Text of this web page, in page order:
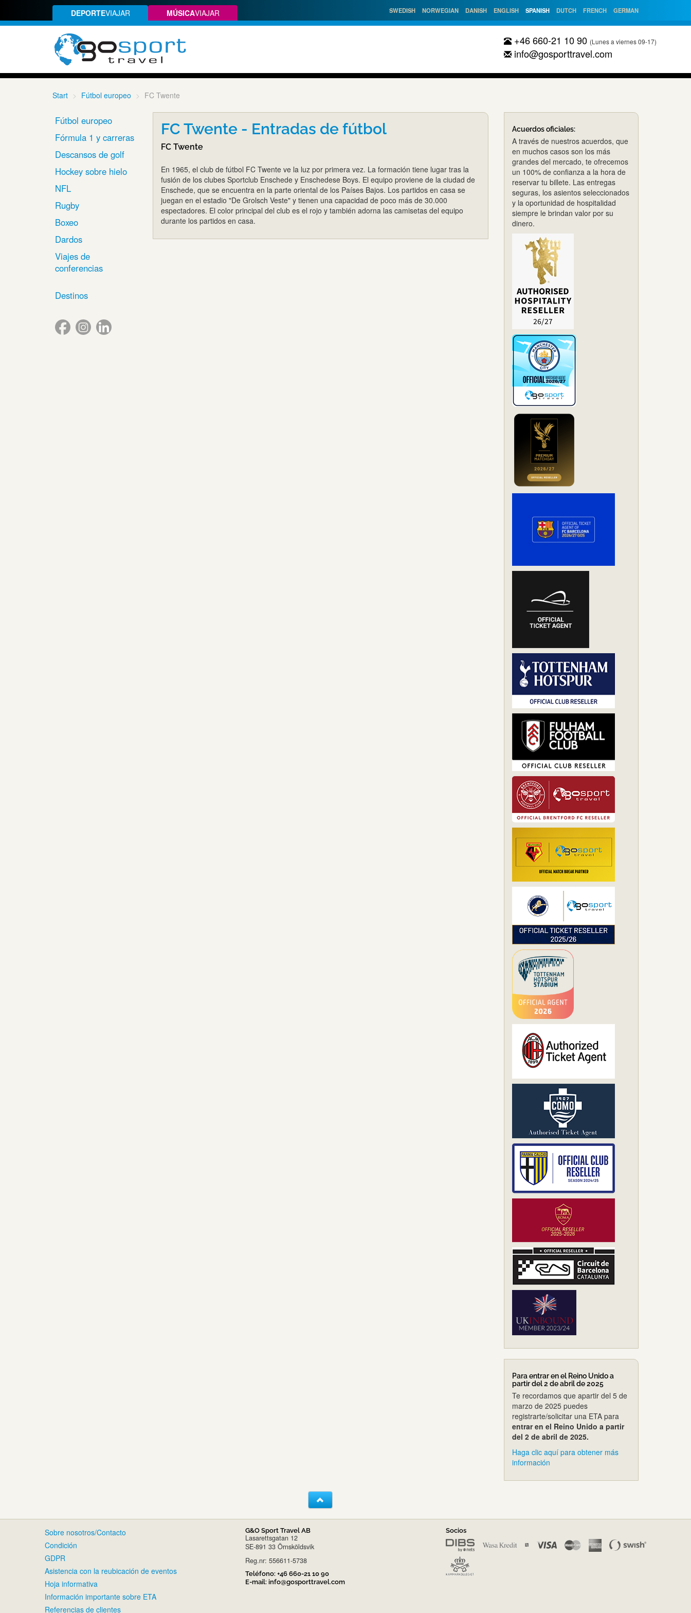
DEPORTEVIAJAR MÚSICAVIAJAR SWEDISH NORWEGIAN DANISH ENGLISH SPANISH DUTCH FRENCH GERMAN
+46 660-21 10 90 (Lunes a viernes 09-17)
info@gosporttravel.com
Start Fútbol europeo FC Twente
Fútbol europeo
Fórmula 1 y carreras
Descansos de golf
Hockey sobre hielo
NFL
Rugby
Boxeo
Dardos
Viajes de
conferencias
Destinos
FC Twente - Entradas de fútbol
FC Twente
En 1965, el club de fútbol FC Twente ve la luz por primera vez. La formación tiene lugar tras la
fusión de los clubes Sportclub Enschede y Enschedese Boys. El equipo proviene de la ciudad de
Enschede, que se encuentra en la parte oriental de los Países Bajos. Los partidos en casa se
juegan en el estadio "De Grolsch Veste" y tienen una capacidad de poco más de 30.000
espectadores. El color principal del club es el rojo y también adorna las camisetas del equipo
durante los partidos en casa.
Acuerdos oficiales:
A través de nuestros acuerdos, que
en muchos casos son los más
grandes del mercado, te ofrecemos
un 100% de confianza a la hora de
reservar tu billete. Las entregas
seguras, los asientos seleccionados
y la oportunidad de hospitalidad
siempre le brindan valor por su
dinero.
Para entrar en el Reino Unido a
partir del 2 de abril de 2025
Te recordamos que apartir del 5 de
marzo de 2025 puedes
registrarte/solicitar una ETA para
entrar en el Reino Unido a partir
del 2 de abril de 2025.
Haga clic aquí para obtener más
información
Sobre nosotros/Contacto
Condición
GDPR
Asistencia con la reubicación de eventos
Hoja informativa
Información importante sobre ETA
Referencias de clientes
G&O Sport Travel AB
Lasarettsgatan 12
SE-891 33 Örnsköldsvik
Reg.nr: 556611-5738
Teléfono: +46 660-21 10 90
E-mail: info@gosporttravel.com
Socios